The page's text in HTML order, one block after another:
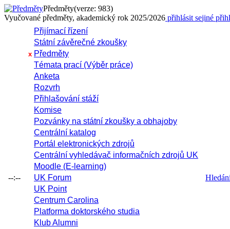
Předměty(verze: 983)
Vyučované předměty, akademický rok 2025/2026 přihlásit sejiné
--:--
Přijímací řízení
Státní závěrečné zkoušky
x Předměty
Témata prací (Výběr práce)
Anketa
Rozvrh
Přihlašování stáží
Komise
Pozvánky na státní zkoušky a obhajoby
Centrální katalog
Portál elektronických zdrojů
Centrální vyhledávač informačních zdrojů UK
Moodle (E-learning)
UK Forum
UK Point
Centrum Carolina
Platforma doktorského studia
Klub Alumni